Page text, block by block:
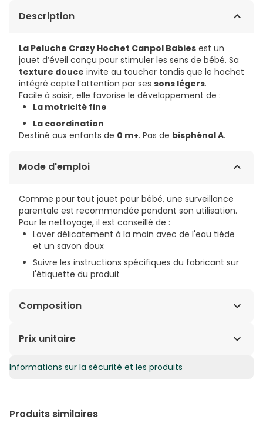
Description
La Peluche Crazy Hochet Canpol Babies est un
jouet d’éveil conçu pour stimuler les sens de bébé. Sa
texture douce invite au toucher tandis que le hochet
intégré capte l’attention par ses sons légers.
Facile à saisir, elle favorise le développement de :
La motricité fine
La coordination
Destiné aux enfants de 0 m+. Pas de bisphénol A.
Mode d'emploi
Comme pour tout jouet pour bébé, une surveillance
parentale est recommandée pendant son utilisation.
Pour le nettoyage, il est conseillé de :
Laver délicatement à la main avec de l'eau tiède
et un savon doux
Suivre les instructions spécifiques du fabricant sur
l'étiquette du produit
Composition
Pour connaître la composition détaillée, se référer à
Prix unitaire
7,02€ / Unités
Informations sur la sécurité et les produits
Produits similaires